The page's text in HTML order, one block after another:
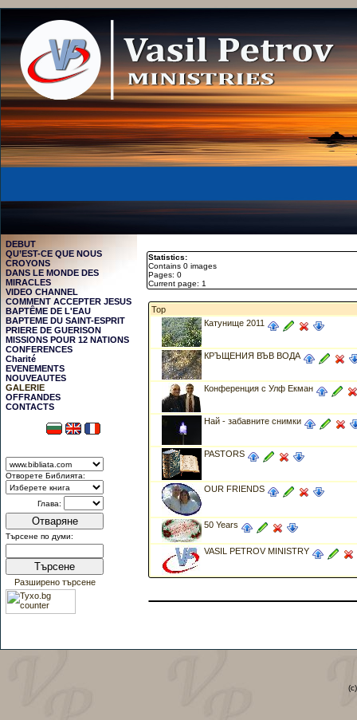
DEBUT
QU’EST-CE QUE NOUS
CROYONS
DANS LE MONDE DES
MIRACLES
VIDEO CHANNEL
COMMENT ACCEPTER JESUS
BAPTÊME DE L'EAU
BAPTEME DU SAINT-ESPRIT
PRIERE DE GUERISON
MISSIONS POUR 12 NATIONS
CONFERENCES
Charité
EVENEMENTS
NOUVEAUTES
GALERIE
OFFRANDES
CONTACTS
Отворете Библията:
Глава:
Отваряне
Търсене по думи:
Търсене
Разширено търсене
Statistics:
Contains 0 images
Pages: 0
Current page: 1
Top
Катунище 2011
КРЪЩЕНИЯ ВЪВ ВОДА
Конференция с Улф Екман
Най - забавните снимки
PASTORS
OUR FRIENDS
50 Years
VASIL PETROV MINISTRY